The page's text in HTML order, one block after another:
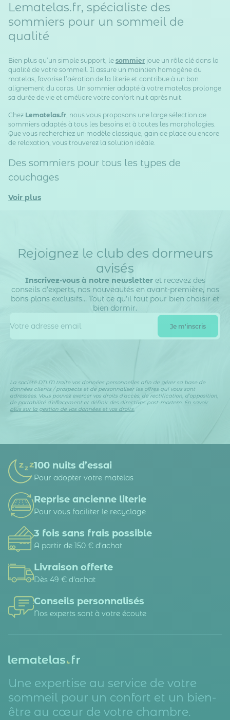
Lematelas.fr, spécialiste des
sommiers pour un sommeil de
qualité
Bien plus qu’un simple support, le sommier joue un rôle clé dans la
qualité de votre sommeil. Il assure un maintien homogène du
matelas, favorise l’aération de la literie et contribue à un bon
alignement du corps. Un sommier adapté à votre matelas prolonge
sa durée de vie et améliore votre confort nuit après nuit.
Chez Lematelas.fr, nous vous proposons une large sélection de
sommiers adaptés à tous les besoins et à toutes les morphologies.
Que vous recherchiez un modèle classique, gain de place ou encore
de relaxation, vous trouverez la solution idéale.
Des sommiers pour tous les types de
couchages
Voir plus
Rejoignez le club des dormeurs
avisés
Inscrivez-vous à notre newsletteret recevez des
conseils d’experts, nos nouveautés en avant-première, nos
bons plans exclusifs… Tout ce qu’il faut pour bien choisir et
bien dormir.
La société DTLM traite vos données personnelles afin de gérer sa base de
données clients / prospects et de personnaliser les offres qui vous sont
adressées. Vous pouvez exercer vos droits d’accès, de rectification, d’opposition,
de portabilité d’effacement et définir des directives post-mortem. En savoir
plus sur la gestion de vos données et vos droits.
100 nuits d’essai
Pour adopter votre matelas
Reprise ancienne literie
Pour vous faciliter le recyclage
3 fois sans frais possible
A partir de 150 € d’achat
Livraison offerte
Dès 49 € d'achat
Conseils personnalisés
Nos experts sont à votre écoute
Une expertise au service de votre
sommeil pour un confort et un bien-
être au cœur de votre chambre.